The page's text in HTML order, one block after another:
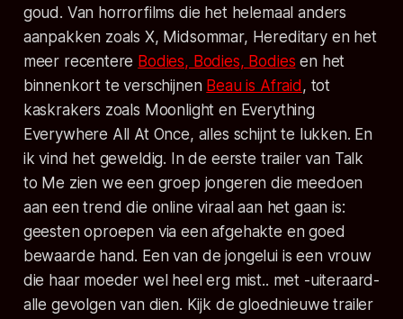
goud. Van horrorfilms die het helemaal anders
aanpakken zoals X, Midsommar, Hereditary en het
meer recentere Bodies, Bodies, Bodies en het
binnenkort te verschijnen Beau is Afraid , tot
kaskrakers zoals Moonlight en Everything
Everywhere All At Once, alles schijnt te lukken. En
ik vind het geweldig. In de eerste trailer van Talk
to Me zien we een groep jongeren die meedoen
aan een trend die online viraal aan het gaan is:
geesten oproepen via een afgehakte en goed
bewaarde hand. Een van de jongelui is een vrouw
die haar moeder wel heel erg mist.. met -uiteraard-
alle gevolgen van dien. Kijk de gloednieuwe trailer